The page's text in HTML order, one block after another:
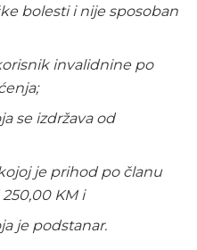
bolesti i nije sposoban
invalidnine po
se izdržava od
je prihod po članu
KM i
je podstanar.